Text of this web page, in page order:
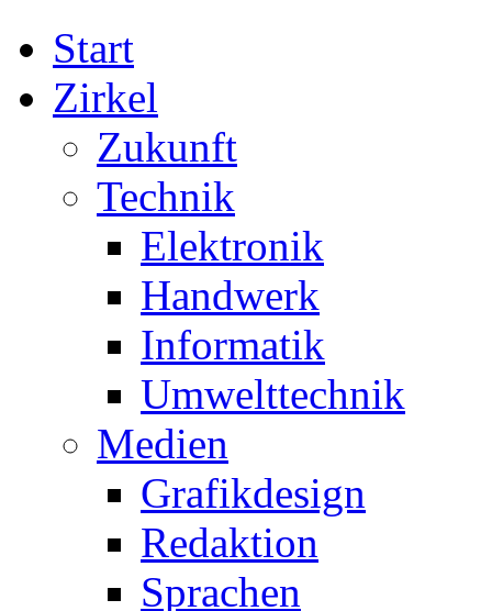
Start
Zirkel
Zukunft
Technik
Elektronik
Handwerk
Informatik
Umwelttechnik
Medien
Grafikdesign
Redaktion
Sprachen